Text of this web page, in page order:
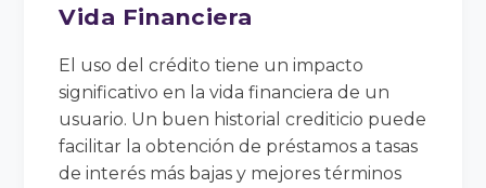
Vida Financiera
El uso del crédito tiene un impacto
significativo en la vida financiera de un
usuario. Un buen historial crediticio puede
facilitar la obtención de préstamos a tasas
de interés más bajas y mejores términos